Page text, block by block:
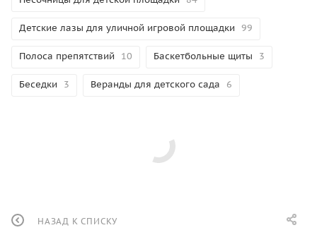
Детские лазы для уличной игровой площадки 99
Полоса препятствий 10 Баскетбольные щиты 3
Беседки 3 Веранды для детского сада 6
НАЗАД К СПИСКУ